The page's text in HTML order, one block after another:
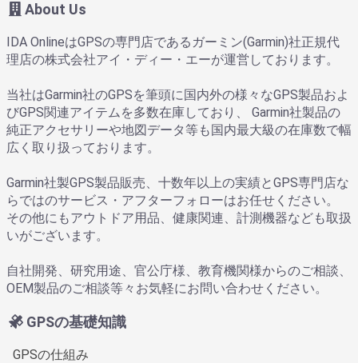
About Us
IDA OnlineはGPSの専門店であるガーミン(Garmin)社正規代
理店の株式会社アイ・ディー・エーが運営しております。
当社はGarmin社のGPSを筆頭に国内外の様々なGPS製品およ
びGPS関連アイテムを多数在庫しており、 Garmin社製品の
純正アクセサリーや地図データ等も国内最大級の在庫数で幅
広く取り扱っております。
Garmin社製GPS製品販売、十数年以上の実績とGPS専門店な
らではのサービス・アフターフォローはお任せください。
その他にもアウトドア用品、健康関連、計測機器なども取扱
いがございます。
自社開発、研究用途、官公庁様、教育機関様からのご相談、
OEM製品のご相談等々お気軽にお問い合わせください。
GPSの基礎知識
GPSの仕組み